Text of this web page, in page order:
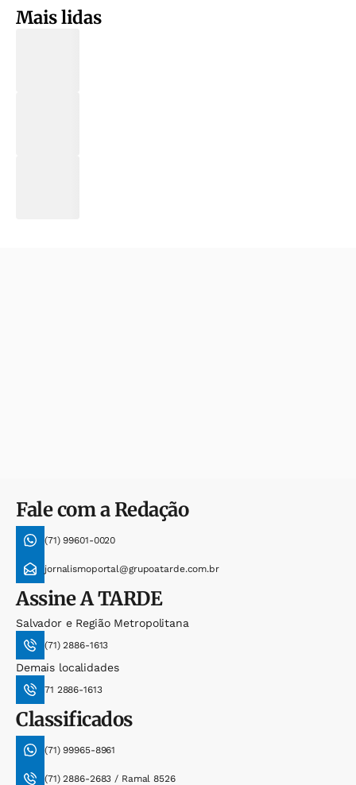
Mais lidas
Fale com a Redação
(71) 99601-0020
jornalismoportal@grupoatarde.com.br
AssineA TARDE
Salvador e Região Metropolitana
(71) 2886-1613
Demais localidades
71 2886-1613
Classificados
(71) 99965-8961
(71) 2886-2683 / Ramal 8526